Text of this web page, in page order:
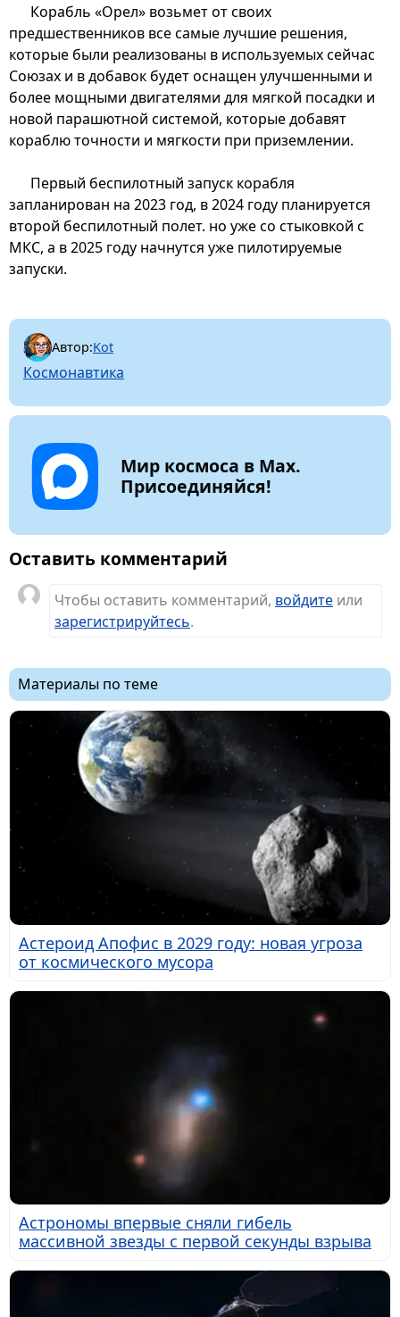
Корабль «Орел» возьмет от своих
предшественников все самые лучшие решения,
которые были реализованы в используемых сейчас
Союзах и в добавок будет оснащен улучшенными и
более мощными двигателями для мягкой посадки и
новой парашютной системой, которые добавят
кораблю точности и мягкости при приземлении.
Первый беспилотный запуск корабля
запланирован на 2023 год, в 2024 году планируется
второй беспилотный полет. но уже со стыковкой с
МКС, а в 2025 году начнутся уже пилотируемые
запуски.
Автор:Kot
Космонавтика
Мир космоса в Max.
Присоединяйся!
Оставить комментарий
Чтобы оставить комментарий, войдите или
зарегистрируйтесь.
Материалы по теме
Астероид Апофис в 2029 году: новая угроза
от космического мусора
Астрономы впервые сняли гибель
массивной звезды с первой секунды взрыва